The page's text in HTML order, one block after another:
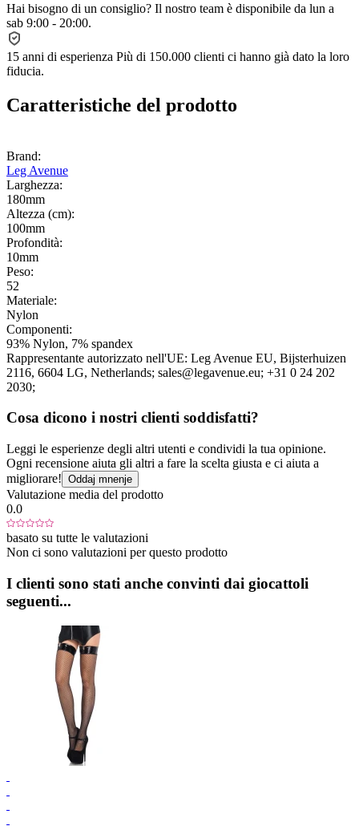
Hai bisogno di un consiglio? Il nostro team è disponibile da lun a
sab 9:00 - 20:00.
15 anni di esperienza Più di 150.000 clienti ci hanno già dato la loro
fiducia.
Caratteristiche del prodotto
Brand:
Leg Avenue
Larghezza:
180mm
Altezza (cm):
100mm
Profondità:
10mm
Peso:
52
Materiale:
Nylon
Componenti:
93% Nylon, 7% spandex
Rappresentante autorizzato nell'UE: Leg Avenue EU, Bijsterhuizen
2116, 6604 LG, Netherlands; sales@legavenue.eu; +31 0 24 202
2030;
Cosa dicono i nostri clienti soddisfatti?
Leggi le esperienze degli altri utenti e condividi la tua opinione.
Ogni recensione aiuta gli altri a fare la scelta giusta e ci aiuta a
migliorare! Oddaj mnenje
Valutazione media del prodotto
0.0
basato su tutte le valutazioni
Non ci sono valutazioni per questo prodotto
I clienti sono stati anche convinti dai giocattoli
seguenti...